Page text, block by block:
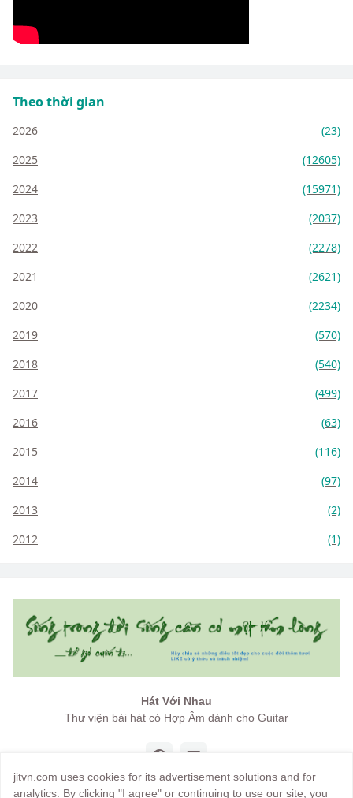
Theo thời gian
2026
(23)
2025
(12605)
2024
(15971)
2023
(2037)
2022
(2278)
2021
(2621)
2020
(2234)
2019
(570)
2018
(540)
2017
(499)
2016
(63)
2015
(116)
2014
(97)
2013
(2)
2012
(1)
Hát Với Nhau
Thư viện bài hát có Hợp Âm dành cho Guitar
jitvn.com uses cookies for its advertisement solutions and for
analytics. By clicking "I agree" or continuing to use our site, you